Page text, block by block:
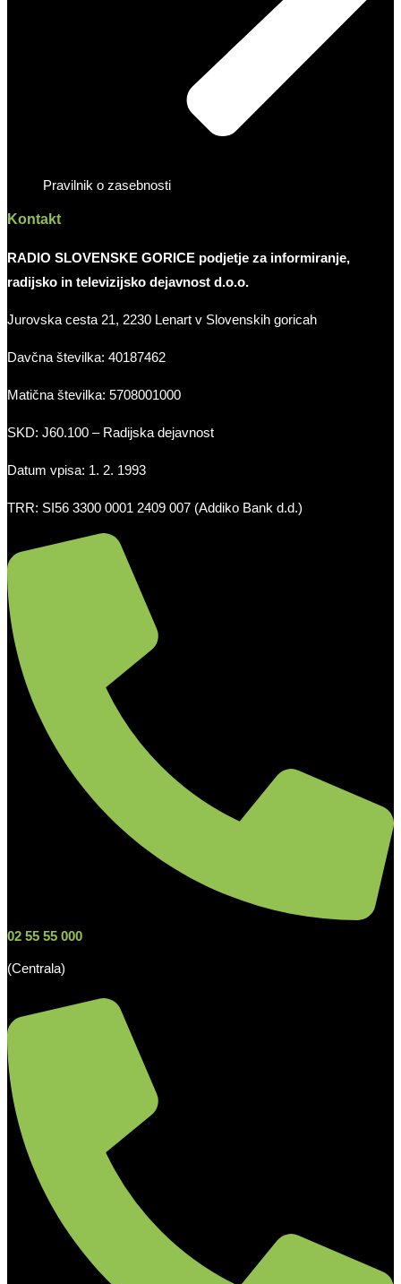
Pravilnik o zasebnosti
Kontakt
RADIO SLOVENSKE GORICE podjetje za informiranje,
radijsko in televizijsko dejavnost d.o.o.
Jurovska cesta 21, 2230 Lenart v Slovenskih goricah
Davčna številka: 40187462
Matična številka: 5708001000
SKD: J60.100 – Radijska dejavnost
Datum vpisa: 1. 2. 1993
TRR: SI56 3300 0001 2409 007 (Addiko Bank d.d.)
02 55 55 000
(Centrala)